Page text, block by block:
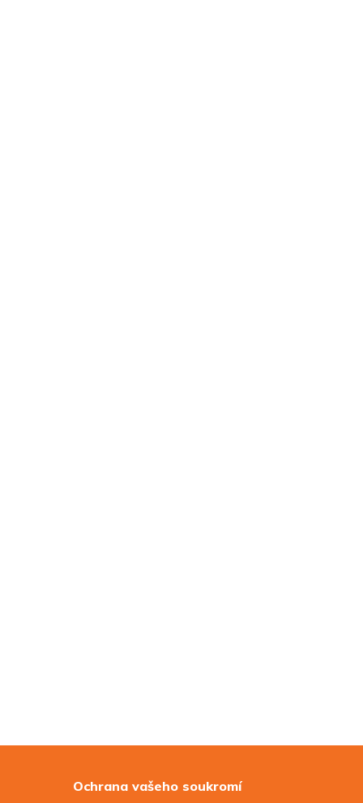
Ochrana vašeho soukromí